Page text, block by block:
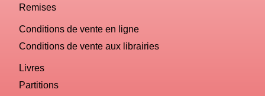
Remises
Conditions de vente en ligne
Conditions de vente aux librairies
Livres
Partitions